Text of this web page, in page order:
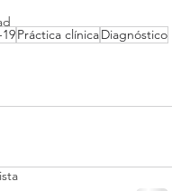
Práctica clínicaDiagnóstico